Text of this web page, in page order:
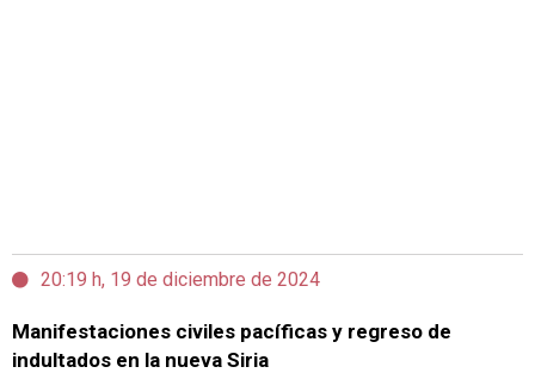
20:19 h, 19 de diciembre de 2024
Manifestaciones civiles pacíficas y regreso de
indultados en la nueva Siria